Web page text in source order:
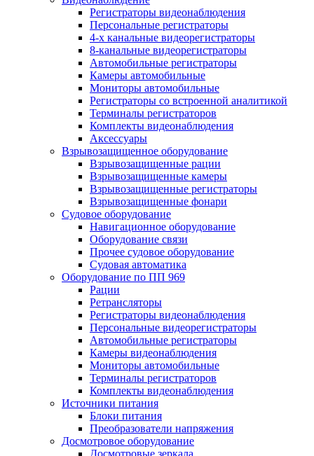
Регистраторы видеонаблюдения
Персональные регистраторы
4-х канальные видеорегистраторы
8-канальные видеорегистраторы
Автомобильные регистраторы
Камеры автомобильные
Мониторы автомобильные
Регистраторы со встроенной аналитикой
Терминалы регистраторов
Комплекты видеонаблюдения
Аксессуары
Взрывозащищенное оборудование
Взрывозащищенные рации
Взрывозащищенные камеры
Взрывозащищенные регистраторы
Взрывозащищенные фонари
Судовое оборудование
Навигационное оборудование
Оборудование связи
Прочее судовое оборудование
Судовая автоматика
Оборудование по ПП 969
Рации
Ретрансляторы
Регистраторы видеонаблюдения
Персональные видеорегистраторы
Автомобильные регистраторы
Камеры видеонаблюдения
Мониторы автомобильные
Терминалы регистраторов
Комплекты видеонаблюдения
Источники питания
Блоки питания
Преобразователи напряжения
Досмотровое оборудование
Досмотровые зеркала